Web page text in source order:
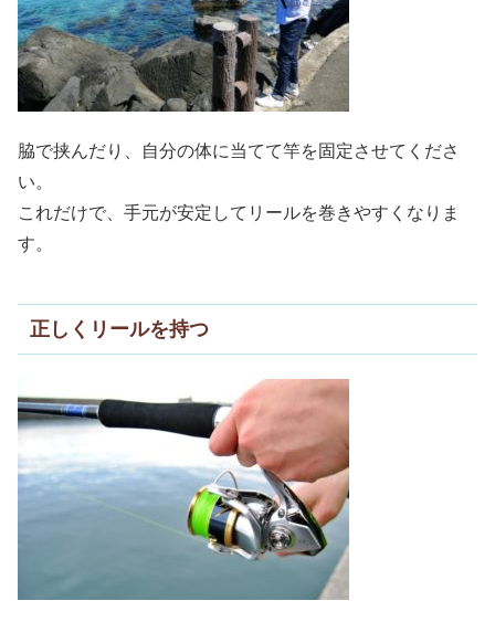
脇で挟んだり、自分の体に当てて竿を固定させてくださ
い。
これだけで、手元が安定してリールを巻きやすくなりま
す。
正しくリールを持つ